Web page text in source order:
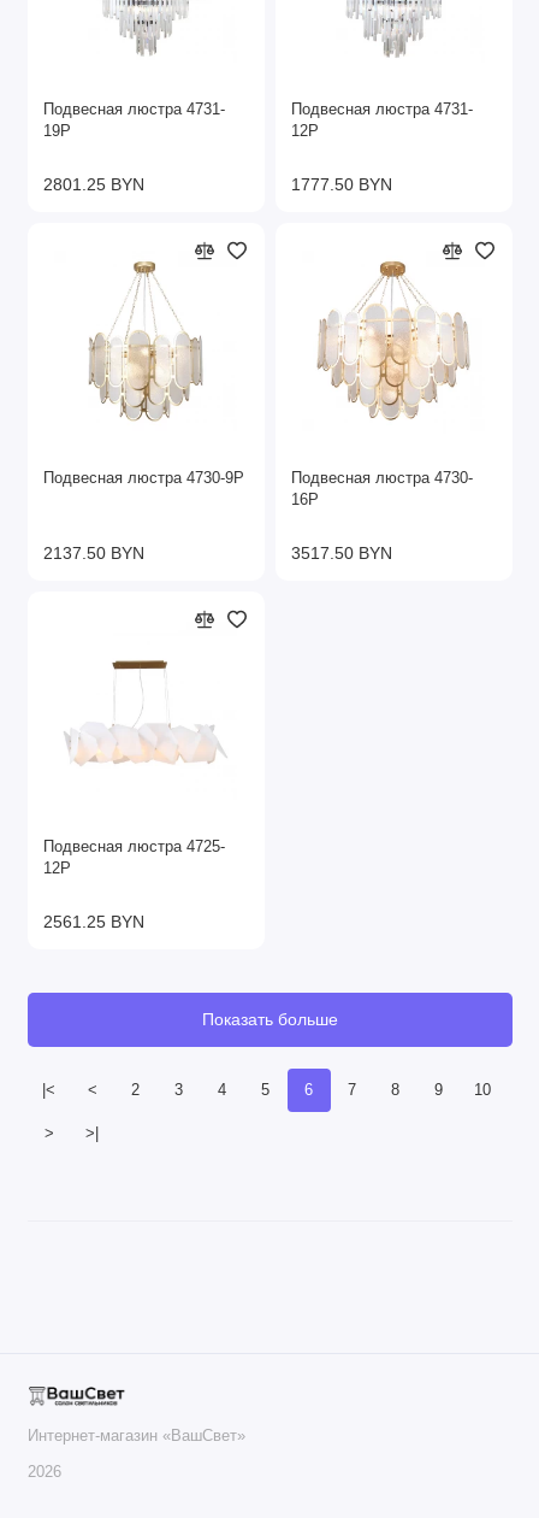
Подвесная люстра 4731-
19P
2801.25 BYN
Подвесная люстра 4731-
12P
1777.50 BYN
Подвесная люстра 4730-9P
2137.50 BYN
Подвесная люстра 4730-
16P
3517.50 BYN
Подвесная люстра 4725-
12P
2561.25 BYN
|< < 2 3 4 5 6 7 8 9 10
> >|
Показать больше
Интернет-магазин «ВашСвет»
2026